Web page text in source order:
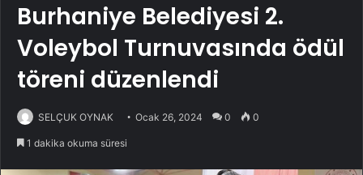
Burhaniye Belediyesi 2.
Voleybol Turnuvasında ödül
töreni düzenlendi
SELÇUK OYNAK Ocak 26, 2024 0 0
1 dakika okuma süresi